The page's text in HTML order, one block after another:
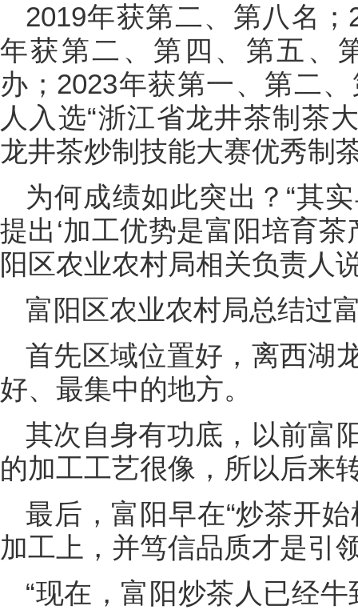
2019年获第二、第八名
年获第二、第四、第五、
办；2023年获第一、第二
人入选“浙江省龙井茶制茶
龙井茶炒制技能大赛优秀制
为何成绩如此突出？“其
提出‘加工优势是富阳培育
阳区农业农村局相关负责人
富阳区农业农村局总结
首先区域位置好，离西湖
好、最集中的地方。
其次自身有功底，以前富
的加工工艺很像，所以后来
最后，富阳早在“炒茶开
加工上，并笃信品质才是引
“现在，富阳炒茶人已经牛